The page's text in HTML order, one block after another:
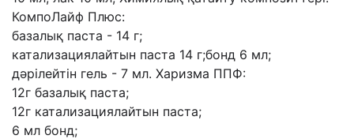
КомпоЛайф Плюс:
базалық паста - 14 г;
катализациялайтын паста 14 г;бонд 6 мл;
дәрілейтін гель - 7 мл. Харизма ППФ:
12г базалық паста;
12г катализациялайтын паста;
6 мл бонд;